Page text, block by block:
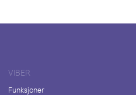
VIBER
Funksjoner